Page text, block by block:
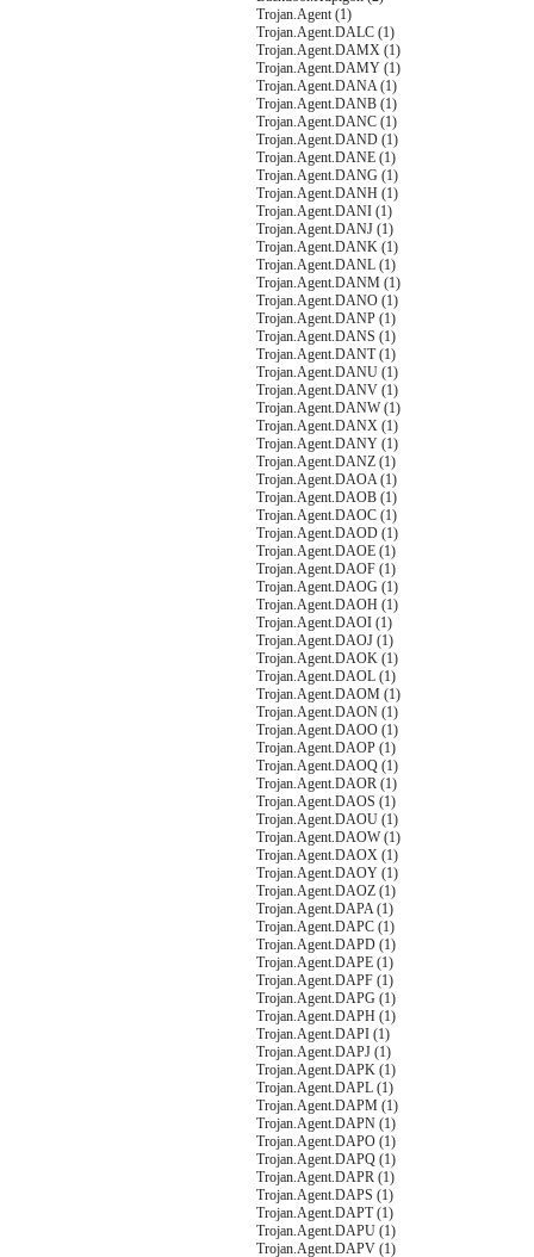
Trojan.Agent (1)
Trojan.Agent.DALC (1)
Trojan.Agent.DAMX (1)
Trojan.Agent.DAMY (1)
Trojan.Agent.DANA (1)
Trojan.Agent.DANB (1)
Trojan.Agent.DANC (1)
Trojan.Agent.DAND (1)
Trojan.Agent.DANE (1)
Trojan.Agent.DANG (1)
Trojan.Agent.DANH (1)
Trojan.Agent.DANI (1)
Trojan.Agent.DANJ (1)
Trojan.Agent.DANK (1)
Trojan.Agent.DANL (1)
Trojan.Agent.DANM (1)
Trojan.Agent.DANO (1)
Trojan.Agent.DANP (1)
Trojan.Agent.DANS (1)
Trojan.Agent.DANT (1)
Trojan.Agent.DANU (1)
Trojan.Agent.DANV (1)
Trojan.Agent.DANW (1)
Trojan.Agent.DANX (1)
Trojan.Agent.DANY (1)
Trojan.Agent.DANZ (1)
Trojan.Agent.DAOA (1)
Trojan.Agent.DAOB (1)
Trojan.Agent.DAOC (1)
Trojan.Agent.DAOD (1)
Trojan.Agent.DAOE (1)
Trojan.Agent.DAOF (1)
Trojan.Agent.DAOG (1)
Trojan.Agent.DAOH (1)
Trojan.Agent.DAOI (1)
Trojan.Agent.DAOJ (1)
Trojan.Agent.DAOK (1)
Trojan.Agent.DAOL (1)
Trojan.Agent.DAOM (1)
Trojan.Agent.DAON (1)
Trojan.Agent.DAOO (1)
Trojan.Agent.DAOP (1)
Trojan.Agent.DAOQ (1)
Trojan.Agent.DAOR (1)
Trojan.Agent.DAOS (1)
Trojan.Agent.DAOU (1)
Trojan.Agent.DAOW (1)
Trojan.Agent.DAOX (1)
Trojan.Agent.DAOY (1)
Trojan.Agent.DAOZ (1)
Trojan.Agent.DAPA (1)
Trojan.Agent.DAPC (1)
Trojan.Agent.DAPD (1)
Trojan.Agent.DAPE (1)
Trojan.Agent.DAPF (1)
Trojan.Agent.DAPG (1)
Trojan.Agent.DAPH (1)
Trojan.Agent.DAPI (1)
Trojan.Agent.DAPJ (1)
Trojan.Agent.DAPK (1)
Trojan.Agent.DAPL (1)
Trojan.Agent.DAPM (1)
Trojan.Agent.DAPN (1)
Trojan.Agent.DAPO (1)
Trojan.Agent.DAPQ (1)
Trojan.Agent.DAPR (1)
Trojan.Agent.DAPS (1)
Trojan.Agent.DAPT (1)
Trojan.Agent.DAPU (1)
Trojan.Agent.DAPV (1)